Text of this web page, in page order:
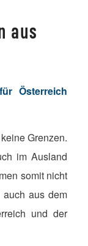
aus
Österreich
Grenzen.
im Ausland
somit nicht
aus dem
und der